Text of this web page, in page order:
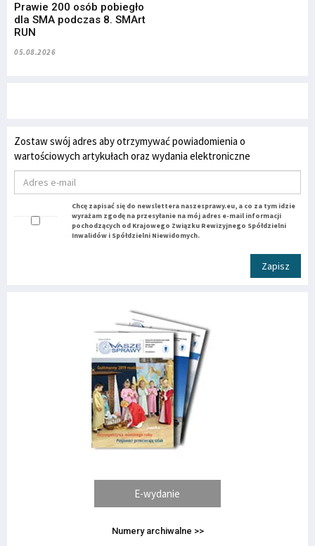
Prawie 200 osób pobiegło
dla SMA podczas 8. SMArt
RUN
05.08.2026
Zostaw swój adres aby otrzymywać powiadomienia o
wartościowych artykułach oraz wydania elektroniczne
Chcę zapisać się do newslettera naszesprawy.eu, a co za tym idzie
wyrażam zgodę na przesyłanie na mój adres e-mail informacji
pochodzących od Krajowego Związku Rewizyjnego Spółdzielni
Inwalidów i Spółdzielni Niewidomych.
Zapisz
E-wydanie
Numery archiwalne >>